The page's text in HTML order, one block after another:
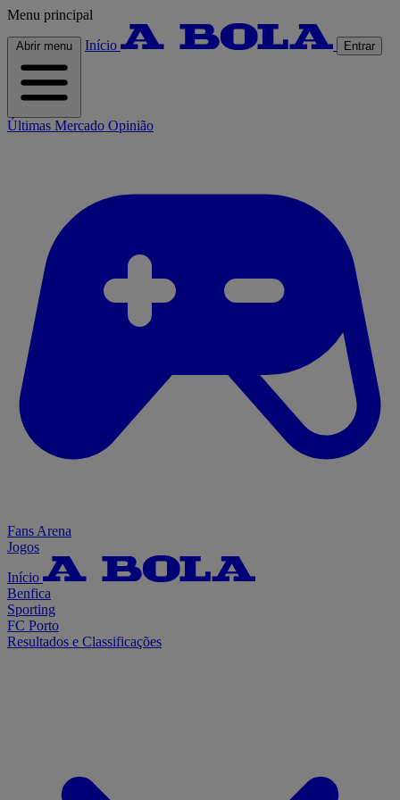
Menu principal
Abrir menu Início Entrar
Últimas Mercado Opinião
Fans Arena
Jogos
Início
Benfica
Sporting
FC Porto
Resultados e Classificações